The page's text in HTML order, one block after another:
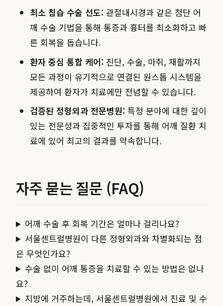
최소 침습 수술 선도: 관절내시경과 같은 첨단 어
깨 수술 기법을 통해 통증과 흉터를 최소화하고 빠
른 회복을 돕습니다.
환자 중심 통합 케어: 진단, 수술, 마취, 재활까지
모든 과정이 유기적으로 연결된 원스톱 시스템을
제공하여 환자가 치료에만 전념할 수 있습니다.
검증된 정형외과 전문병원: 특정 분야에 대한 깊이
있는 전문성과 집중적인 투자를 통해 어깨 질환 치
료에 있어 최고의 결과를 약속합니다.
자주 묻는 질문 (FAQ)
어깨 수술 후 회복 기간은 얼마나 걸리나요?
서울센트럴병원이 다른 정형외과와 차별화되는 점
은 무엇인가요?
수술 없이 어깨 통증을 치료할 수 있는 방법은 없나
요?
지방에 거주하는데, 서울센트럴병원에서 진료 및 수